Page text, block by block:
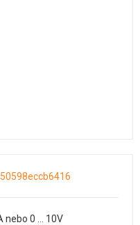
nebo 0 ... 10V